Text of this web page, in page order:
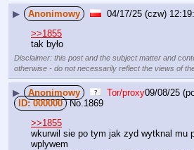
▶ Anonimowy 04/17/25 (czw)
>>1855
tak było
Disclaimer: this post and the subject matter and
otherwise - do not necessarily reflect the views of
▶ Anonimowy
09/08/25
000000
No.1869
>>1855
wkurwil sie po tym jak zyd wytknal mu
wplywem